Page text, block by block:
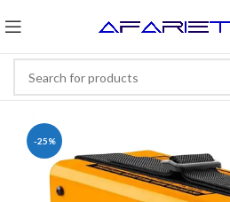
-25%